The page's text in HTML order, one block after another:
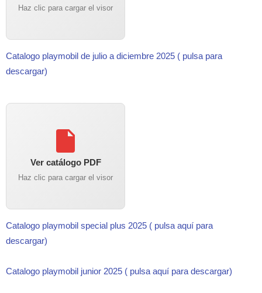
Haz clic para cargar el visor
Catalogo playmobil de julio a diciembre 2025 ( pulsa para
descargar)
Ver catálogo PDF
Haz clic para cargar el visor
Catalogo playmobil special plus 2025 ( pulsa aquí para
descargar)
Catalogo playmobil junior 2025 ( pulsa aquí para descargar)